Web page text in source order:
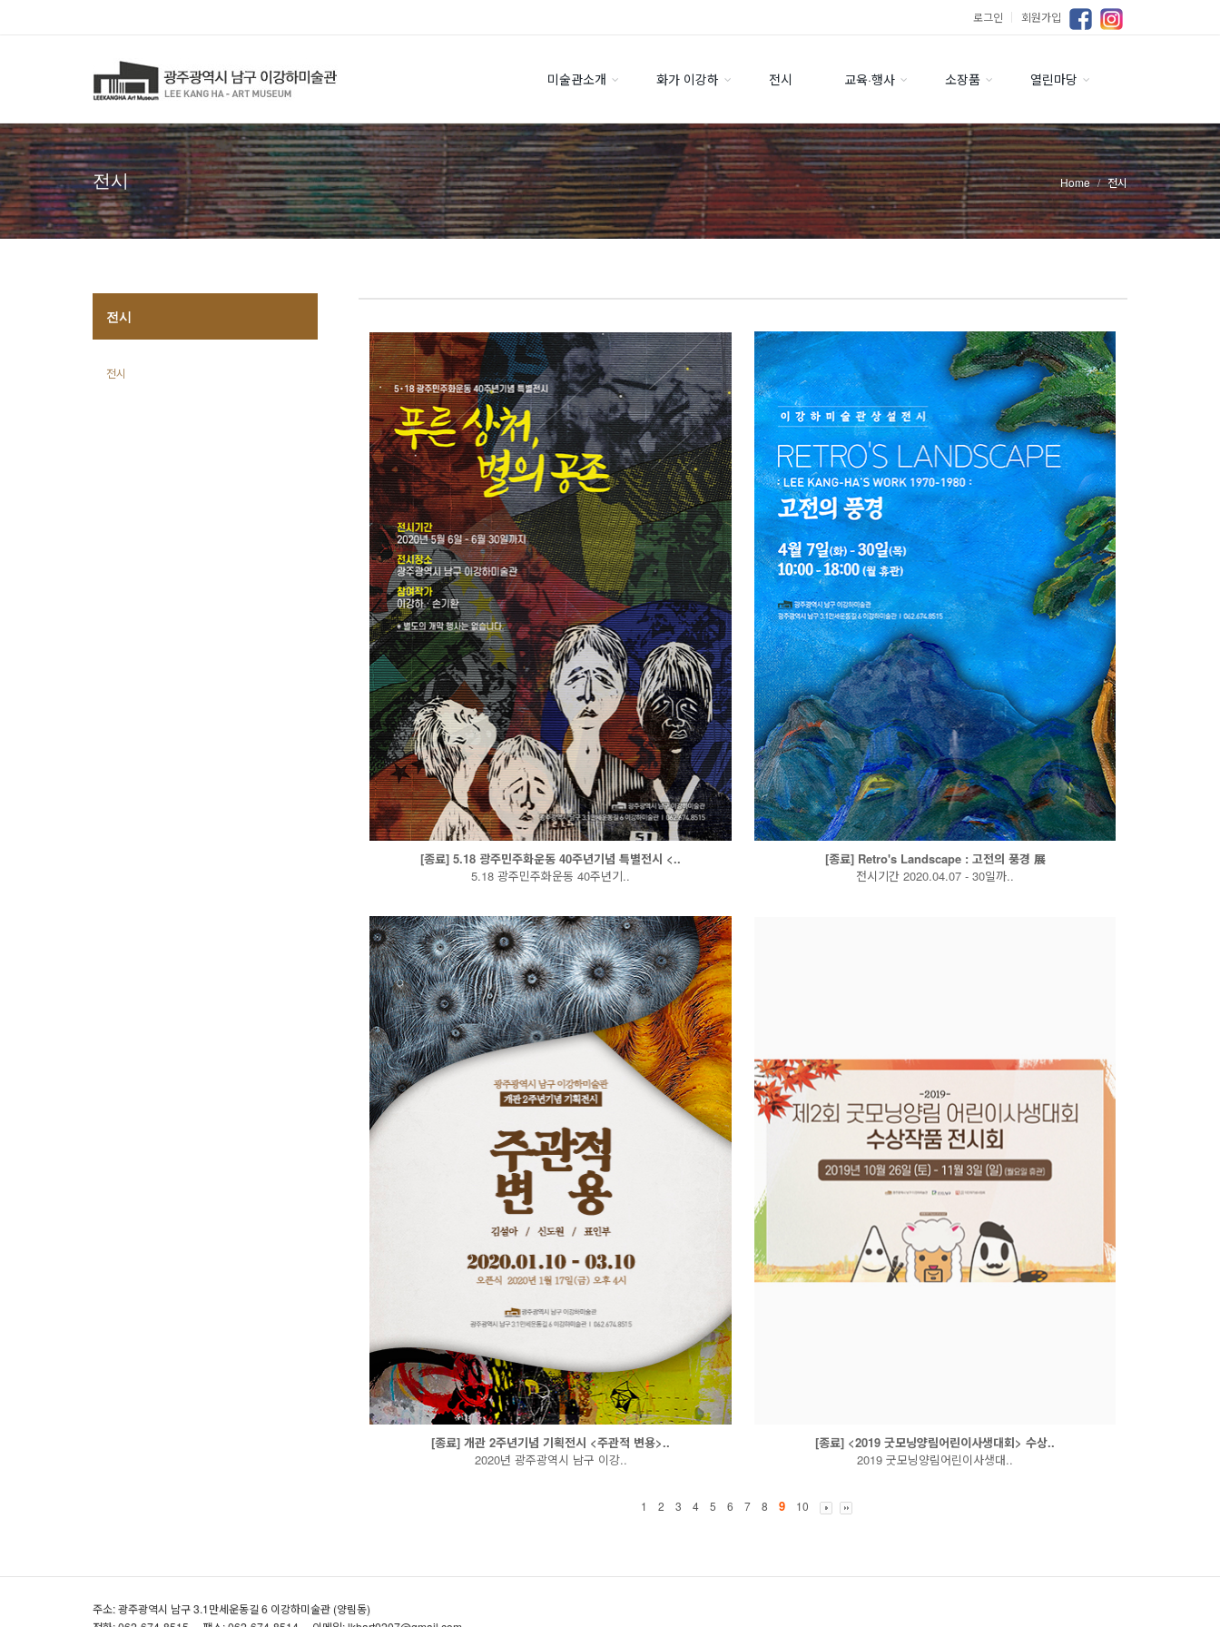
로그인 ｜ 회원가입
미술관소개 화가 이강하 전시 교육·행사 소장품 열린마당
전시 Home 전시
[종료] 5.18 광주민주화운동 40주년기념 특별전시 <..
5.18 광주민주화운동 40주년기..
[종료] Retro's Landscape : 고전의 풍경 展
전시기간 2020.04.07 - 30일까..
[종료] 개관 2주년기념 기획전시 <주관적 변용>..
2020년 광주광역시 남구 이강..
[종료] <2019 굿모닝양림어린이사생대회> 수상..
2019 굿모닝양림어린이사생대..
1 2 3 4 5 6 7 8 9 10
전시
전시
주소: 광주광역시 남구 3.1만세운동길 6 이강하미술관 (양림동)